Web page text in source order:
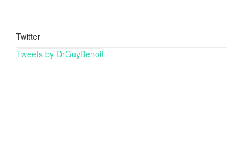
Twitter
Tweets by DrGuyBenoit